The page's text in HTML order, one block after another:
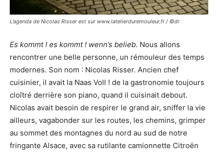
L’agenda de Nicolas Risser est sur www.latelierduremouleur.fr / ©dr
Es kommt ! es kommt ! wenn’s belieb. Nous allons
rencontrer une belle personne, un rémouleur des temps
modernes. Son nom : Nicolas Risser. Ancien chef
cuisinier, il avait la Naas Voll ! de la gastronomie toujours
cloîtré derrière son piano, quand il cuisinait debout.
Nicolas avait besoin de respirer le grand air, sniffer la vie
ailleurs, vagabonder sur les routes, les chemins, grimper
au sommet des montagnes du nord au sud de notre
fringante Alsace, avec sa rutilante camionnette Citroën